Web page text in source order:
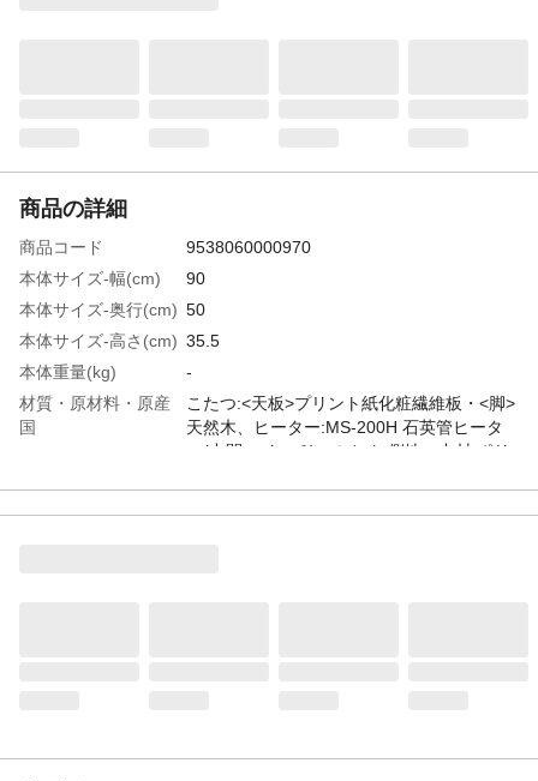
商品の詳細
商品コード
9538060000970
本体サイズ-幅(cm)
90
本体サイズ-奥行(cm) 50
本体サイズ-高さ(cm) 35.5
本体重量(kg)
-
材質・原材料・原産
国
こたつ:<天板>プリント紙化粧繊維板・<脚>
天然木、ヒーター:MS-200H 石英管ヒータ
ー(中間スイッチ)、ふとん 側地・中材:ポリ